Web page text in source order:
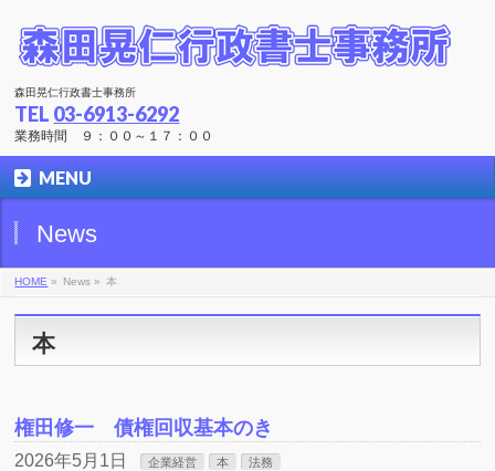
森田晃仁行政書士事務所
TEL 03-6913-6292
業務時間 ９：００～１７：００
MENU
News
HOME » News » 本
本
権田修一 債権回収基本のき
2026年5月1日 企業経営 本 法務